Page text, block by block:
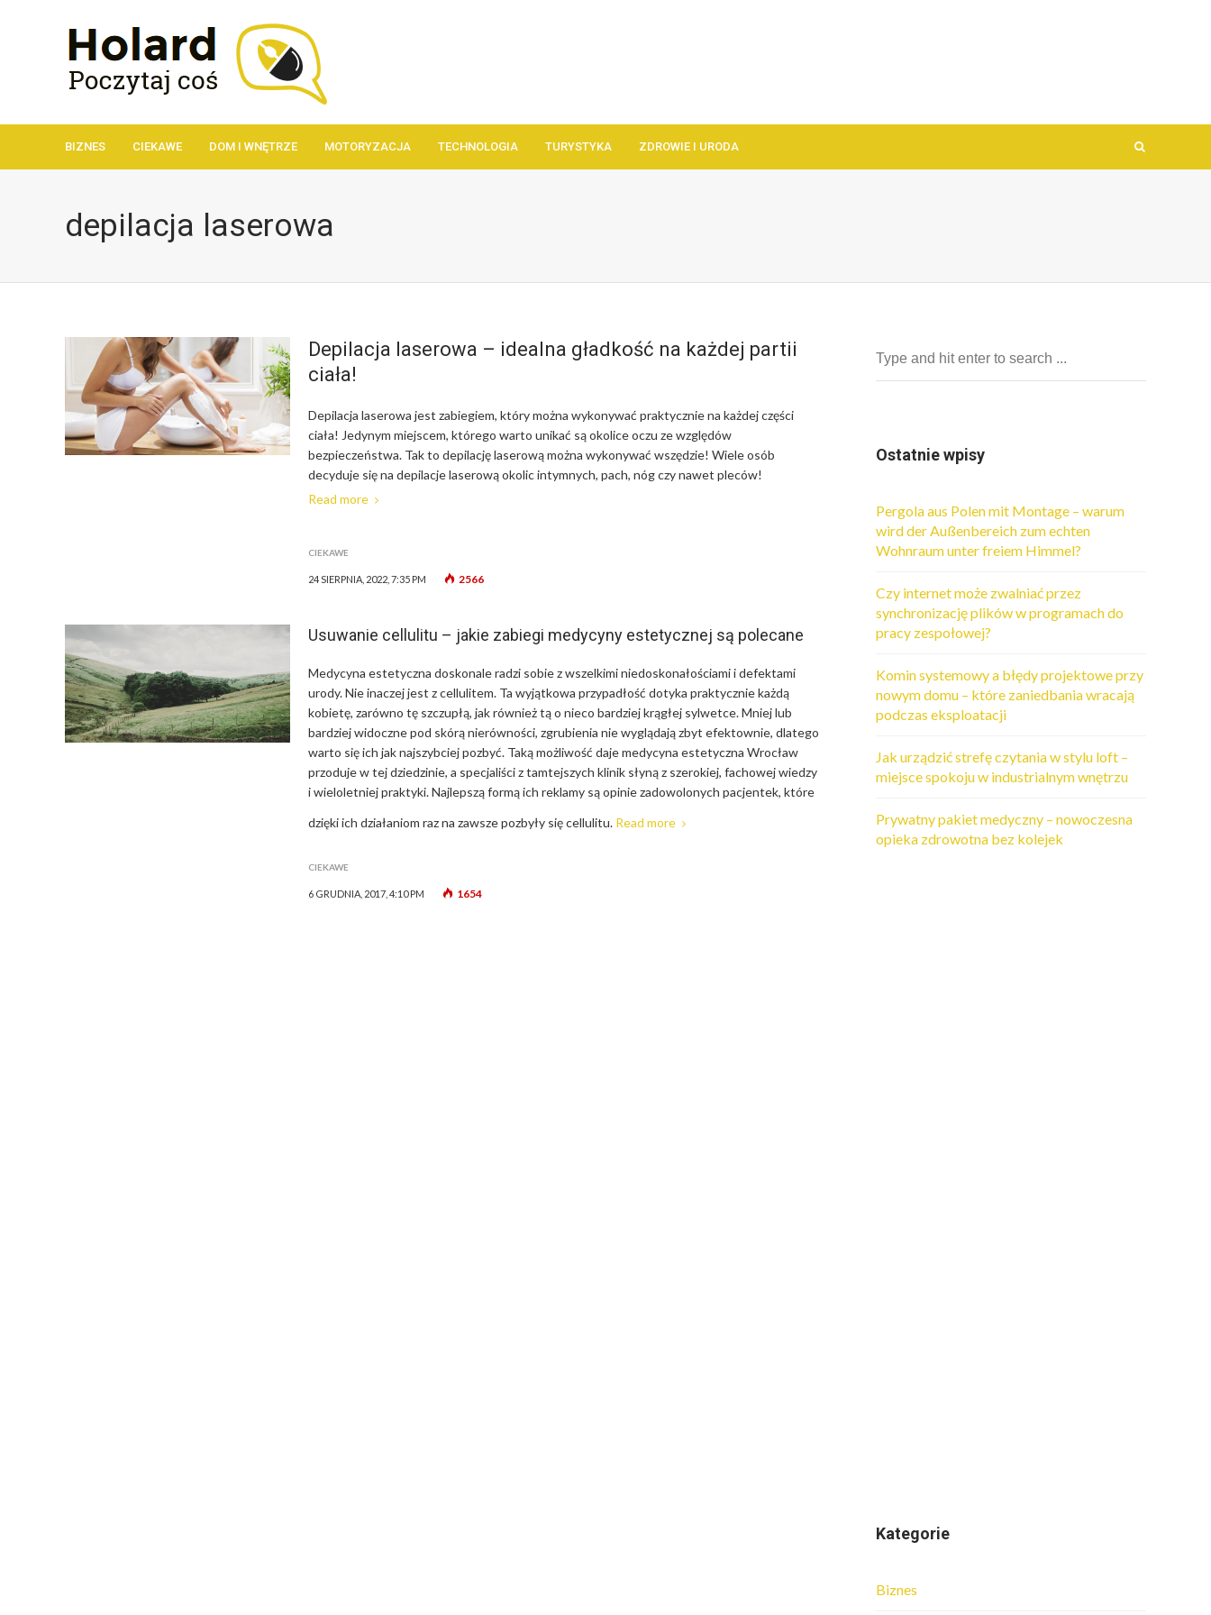
BIZNES CIEKAWE DOM I WNĘTRZE MOTORYZACJA TECHNOLOGIA TURYSTYKA ZDROWIE I URODA
depilacja laserowa
Depilacja laserowa – idealna gładkość na każdej partii
ciała!
Depilacja laserowa jest zabiegiem, który można wykonywać praktycznie na każdej części
ciała! Jedynym miejscem, którego warto unikać są okolice oczu ze względów
bezpieczeństwa. Tak to depilację laserową można wykonywać wszędzie! Wiele osób
decyduje się na depilacje laserową okolic intymnych, pach, nóg czy nawet pleców!
Read more
CIEKAWE
24 SIERPNIA, 2022, 7:35 PM 2566
Usuwanie cellulitu – jakie zabiegi medycyny estetycznej są polecane
Medycyna estetyczna doskonale radzi sobie z wszelkimi niedoskonałościami i defektami
urody. Nie inaczej jest z cellulitem. Ta wyjątkowa przypadłość dotyka praktycznie każdą
kobietę, zarówno tę szczupłą, jak również tą o nieco bardziej krągłej sylwetce. Mniej lub
bardziej widoczne pod skórą nierówności, zgrubienia nie wyglądają zbyt efektownie, dlatego
warto się ich jak najszybciej pozbyć. Taką możliwość daje medycyna estetyczna Wrocław
przoduje w tej dziedzinie, a specjaliści z tamtejszych klinik słyną z szerokiej, fachowej wiedzy
i wieloletniej praktyki. Najlepszą formą ich reklamy są opinie zadowolonych pacjentek, które
dzięki ich działaniom raz na zawsze pozbyły się cellulitu. Read more
CIEKAWE
6 GRUDNIA, 2017, 4:10 PM 1654
Ostatnie wpisy
Pergola aus Polen mit Montage – warum
wird der Außenbereich zum echten
Wohnraum unter freiem Himmel?
Czy internet może zwalniać przez
synchronizację plików w programach do
pracy zespołowej?
Komin systemowy a błędy projektowe przy
nowym domu – które zaniedbania wracają
podczas eksploatacji
Jak urządzić strefę czytania w stylu loft –
miejsce spokoju w industrialnym wnętrzu
Prywatny pakiet medyczny – nowoczesna
opieka zdrowotna bez kolejek
Kategorie
Biznes